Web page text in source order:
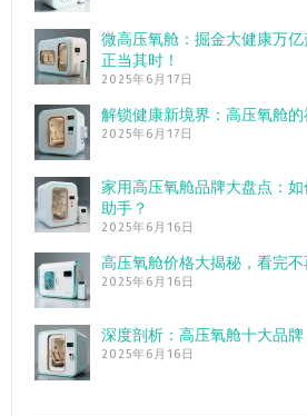
微高压氧舱：掘金大健康万
正当其时！
2025年6月17日
解锁健康新境界：高压氧舱
2025年6月17日
家用高压氧舱品牌大盘点：
助手？
2025年6月16日
高压氧舱价格大揭秘，看完不
2025年6月16日
深度剖析：高压氧舱十大品
2025年6月16日